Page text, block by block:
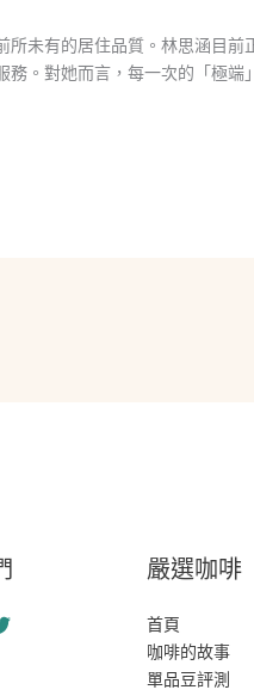
未有的居住品質。林思涵目前
。對她而言，每一次的「極端
嚴選咖啡
首頁
咖啡的故事
單品豆評測